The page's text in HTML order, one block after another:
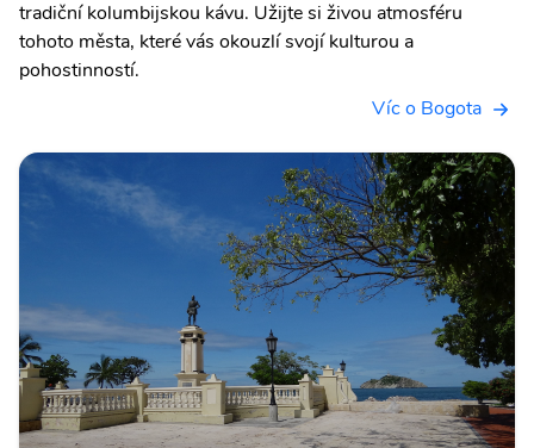
tradiční kolumbijskou kávu. Užijte si živou atmosféru
tohoto města, které vás okouzlí svojí kulturou a
pohostinností.
Víc o Bogota